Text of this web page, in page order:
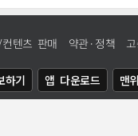
텐츠 판매 약관·정책
하기 앱 다운로드 맨